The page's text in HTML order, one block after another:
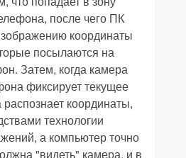
после чего ПК
координаты
посылаются на
Затем, когда камера
фиксирует текущее
координаты,
технологии
а компьютер точно
"видеть" камера, и в